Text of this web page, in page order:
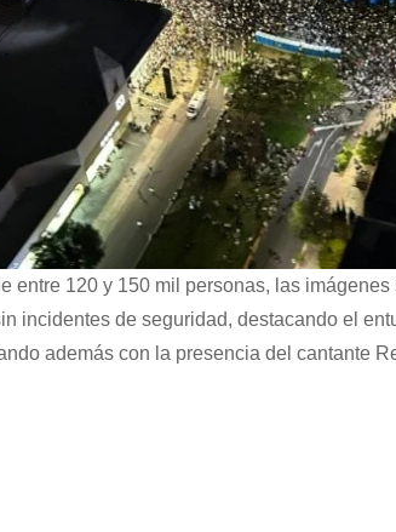
120 y 150 mil personas, las
incidentes de seguridad, destacando el
además con la presencia del cantante